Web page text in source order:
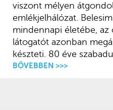
viszont mélyen
emlékjelhálózat.
mindennapi életébe, az
látogatót azonban
készteti. 80 éve
BŐVEBBEN >>>